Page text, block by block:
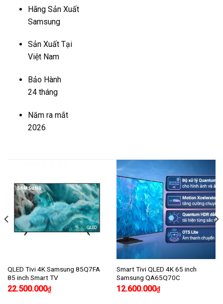
Hãng Sản Xuất
Samsung
Sản Xuất Tại
Việt Nam
Bảo Hành
24 tháng
Năm ra mắt
2026
QLED Tivi 4K Samsung 85Q7FA
85 inch Smart TV
22.500.000₫
Smart Tivi QLED 4K 65 inch
Samsung QA65Q70C
12.600.000₫